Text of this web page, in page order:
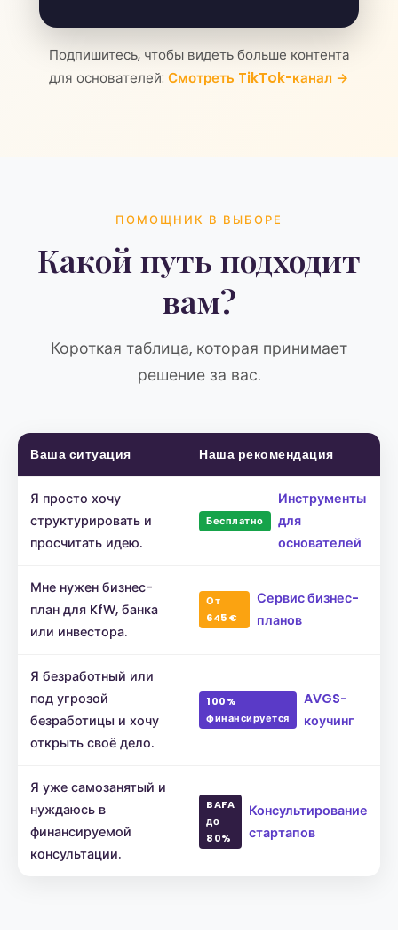
Подпишитесь, чтобы видеть больше контента
для основателей: Смотреть TikTok-канал →
ПОМОЩНИК В ВЫБОРЕ
Какой путь подходит
вам?
Короткая таблица, которая принимает
решение за вас.
Ваша ситуация Наша рекомендация
Я просто хочу
структурировать и
просчитать идею.
Бесплатно
Инструменты
для
основателей
Мне нужен бизнес-
план для KfW, банка
или инвестора.
От
645 €
Сервис бизнес-
планов
Я безработный или
под угрозой
безработицы и хочу
открыть своё дело.
100%
финансируется
AVGS-
коучинг
Я уже самозанятый и
нуждаюсь в
финансируемой
консультации.
BAFA
до
80%
Консультирование
стартапов